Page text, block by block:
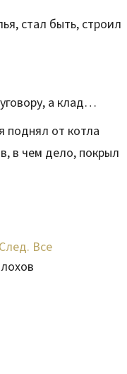
стал быть, строил
а клад…
поднял от котла
в чем дело, покрыл
След. Все